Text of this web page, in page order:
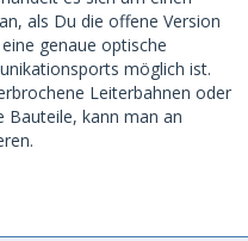
als Du die offene Version
genaue optische
möglich ist.
Leiterbahnen oder
Bauteile, kann man an